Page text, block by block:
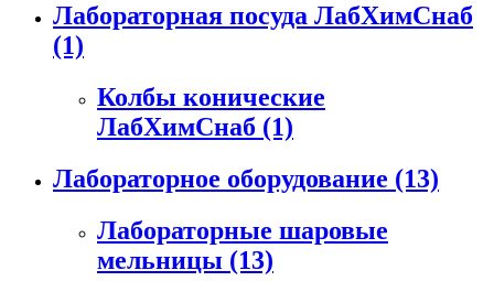
Лабораторная посуда ЛабХимСнаб
(1)
Колбы конические
ЛабХимСнаб (1)
Лабораторное оборудование (13)
Лабораторные шаровые
мельницы (13)